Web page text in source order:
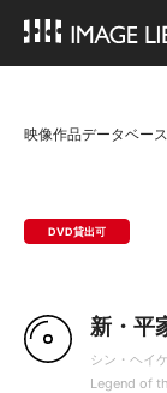
映像作品データベー
DVD貸出可
新・平
シン・ヘイ
Legend of